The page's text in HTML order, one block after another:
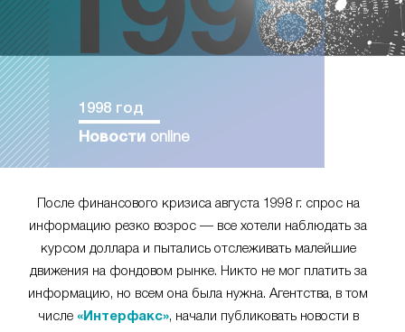
1998 год
Новости online
После финансового кризиса августа 1998 г. спрос на
информацию резко возрос — все хотели наблюдать за
курсом доллара и пытались отслеживать малейшие
движения на фондовом рынке. Никто не мог платить за
информацию, но всем она была нужна. Агентства, в том
числе «Интерфакс», начали публиковать новости в